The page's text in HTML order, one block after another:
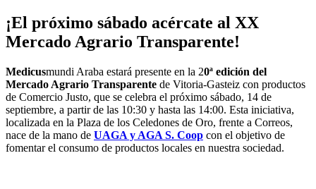
¡El próximo sábado acércate al XX
Mercado Agrario Transparente!
Medicusmundi Araba estará presente en la 20ª edición del
Mercado Agrario Transparente de Vitoria-Gasteiz con productos
de Comercio Justo, que se celebra el próximo sábado, 14 de
septiembre, a partir de las 10:30 y hasta las 14:00. Esta iniciativa,
localizada en la Plaza de los Celedones de Oro, frente a Correos,
nace de la mano de UAGA y AGA S. Coop con el objetivo de
fomentar el consumo de productos locales en nuestra sociedad.